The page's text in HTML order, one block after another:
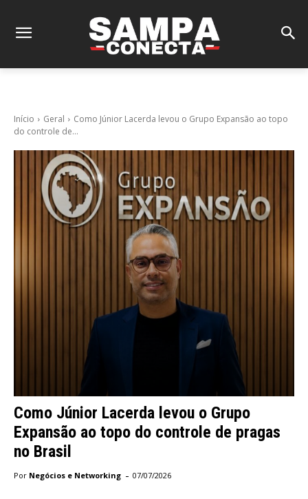
Início Geral
Como Júnior Lacerda levou o Grupo Expansão ao topo
do controle de...
Como Júnior Lacerda levou o Grupo
Expansão ao topo do controle de pragas
no Brasil
Por Negócios e Networking - 07/07/2026